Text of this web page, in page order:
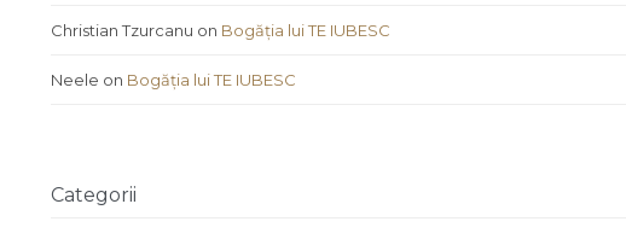
Christian Tzurcanu on Bogăția lui TE IUBESC
Neele on Bogăția lui TE IUBESC
Categorii